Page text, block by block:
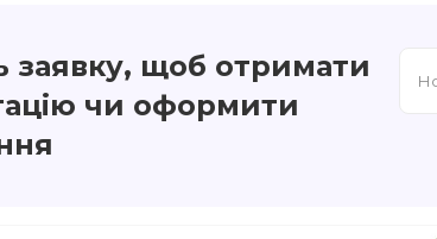
заявку, щоб отримати
чи оформити